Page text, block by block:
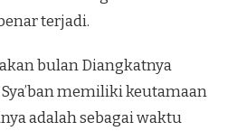
terjadi.
bulan Diangkatnya
memiliki keutamaan
adalah sebagai waktu